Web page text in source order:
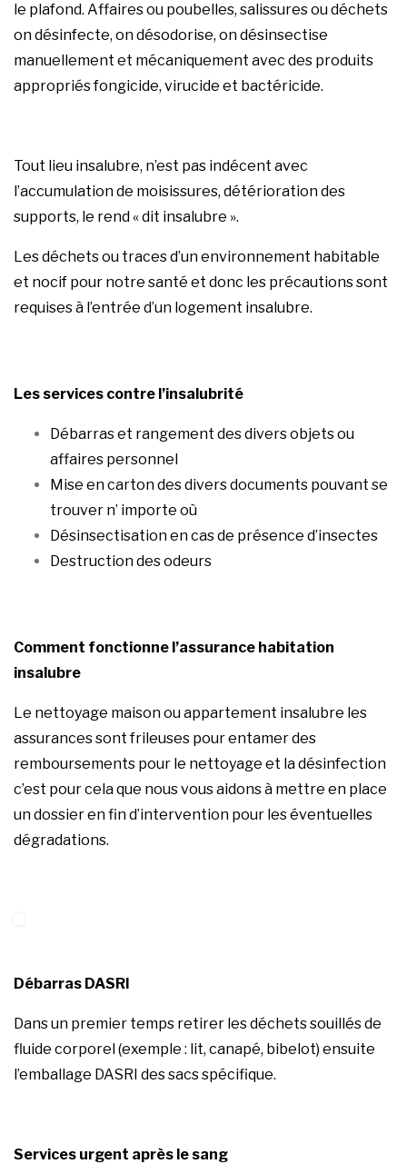
le plafond. Affaires ou poubelles, salissures ou déchets
on désinfecte, on désodorise, on désinsectise
manuellement et mécaniquement avec des produits
appropriés fongicide, virucide et bactéricide.
Tout lieu insalubre, n’est pas indécent avec
l’accumulation de moisissures, détérioration des
supports, le rend « dit insalubre ».
Les déchets ou traces d’un environnement habitable
et nocif pour notre santé et donc les précautions sont
requises à l’entrée d’un logement insalubre.
Les services contre l’insalubrité
Débarras et rangement des divers objets ou
affaires personnel
Mise en carton des divers documents pouvant se
trouver n’ importe où
Désinsectisation en cas de présence d’insectes
Destruction des odeurs
Comment fonctionne l’assurance habitation
insalubre
Le nettoyage maison ou appartement insalubre les
assurances sont frileuses pour entamer des
remboursements pour le nettoyage et la désinfection
c’est pour cela que nous vous aidons à mettre en place
un dossier en fin d’intervention pour les éventuelles
dégradations.
Débarras DASRI
Dans un premier temps retirer les déchets souillés de
fluide corporel (exemple : lit, canapé, bibelot) ensuite
l’emballage DASRI des sacs spécifique.
Services urgent après le sang